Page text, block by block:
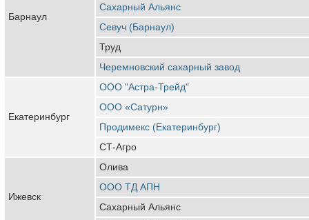
Барнаул
Сахарный Альянс
Севуч (Барнаул)
Труд
Черемновский сахарный завод
Екатеринбург
ООО "Астра-Трейд"
ООО «Сатурн»
Продимекс (Екатеринбург)
СТ-Агро
Ижевск
Олива
ООО ТД АПН
Сахарный Альянс